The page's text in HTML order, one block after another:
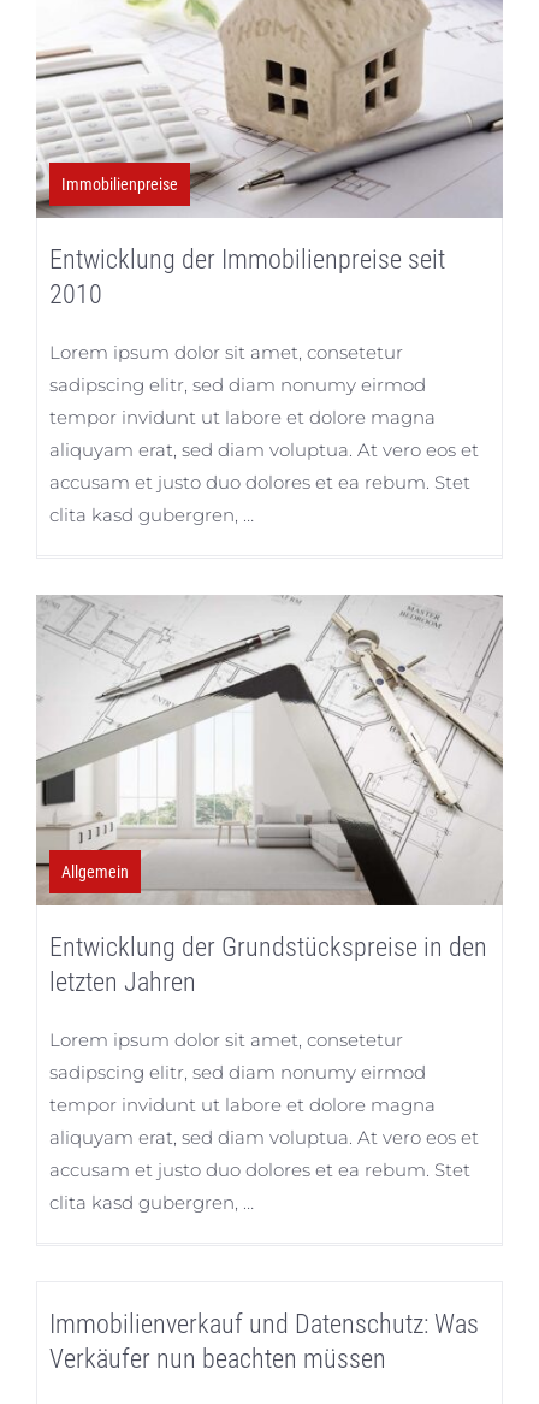
Immobilienpreise
Entwicklung der Immobilienpreise seit
2010
Lorem ipsum dolor sit amet, consetetur
sadipscing elitr, sed diam nonumy eirmod
tempor invidunt ut labore et dolore magna
aliquyam erat, sed diam voluptua. At vero eos et
accusam et justo duo dolores et ea rebum. Stet
clita kasd gubergren, …
Allgemein
Entwicklung der Grundstückspreise in den
letzten Jahren
Lorem ipsum dolor sit amet, consetetur
sadipscing elitr, sed diam nonumy eirmod
tempor invidunt ut labore et dolore magna
aliquyam erat, sed diam voluptua. At vero eos et
accusam et justo duo dolores et ea rebum. Stet
clita kasd gubergren, …
Immobilienverkauf und Datenschutz: Was
Verkäufer nun beachten müssen